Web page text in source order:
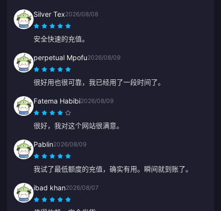
Silver Tex2026/08/08
安全快速的充值。
perpetual Mpofu2026/08/09
很好用也很可靠，我已经用了一段时间了。
Fatema Habibi2026/08/09
很好，我对这个网站很满意。
Pablin2026/08/09
我试了最低额度的充值，确实有用。瞬间就到账了。
ibad khan2026/08/07